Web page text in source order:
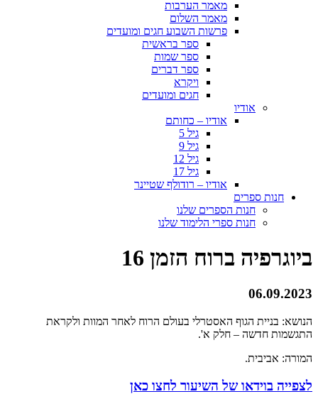
מאמר הערבות
מאמר השלום
פרשות השבוע חגים ומועדים
ספר בראשית
ספר שמות
ספר דברים
ויקרא
חגים ומועדים
אודיו
אודיו – כחותם
גיל 5
גיל 9
גיל 12
גיל 17
אודיו – רודולף שטיינר
חנות ספרים
חנות הספרים שלנו
חנות ספרי הלימוד שלנו
ביוגרפיה ברוח הזמן 16
06.09.2023
הנושא: בניית הגוף האסטרלי בעולם הרוח לאחר המוות ולקראת
התגשמות חדשה – חלק א'.
המורה: אביבית.
לצפייה בוידאו של השיעור לחצו כאן